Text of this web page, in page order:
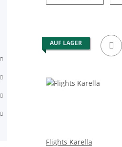
AUF LAGER
Flights Karella